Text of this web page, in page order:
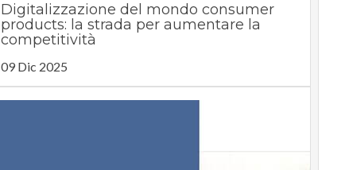
Digitalizzazione del mondo consumer
products: la strada per aumentare la
competitività
09 Dic 2025